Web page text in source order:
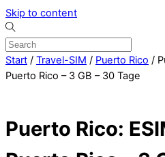
Skip to content
Start / Travel-SIM / Puerto Rico /
Puerto Rico – 3 GB – 30 Tage
Puerto Rico: